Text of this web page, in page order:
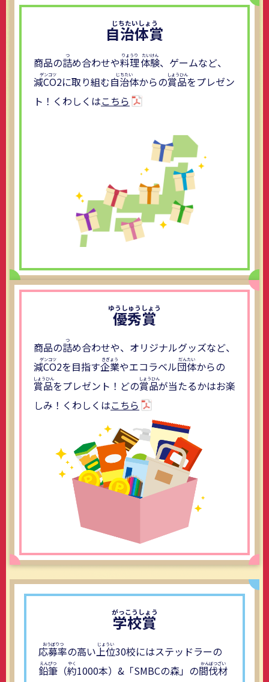
自治体賞
商品の詰め合わせや料理体験、ゲームなど、
減CO2に取り組む自治体からの賞品をプレゼン
ト！くわしくはこちら
優秀賞
商品の詰め合わせや、オリジナルグッズなど、
減CO2を目指す企業やエコラベル団体からの
賞品をプレゼント！どの賞品が当たるかはお楽
しみ！くわしくはこちら
学校賞
応募率の高い上位30校にはステッドラーの
鉛筆 （約1000本）&「SMBCの森」の間伐材